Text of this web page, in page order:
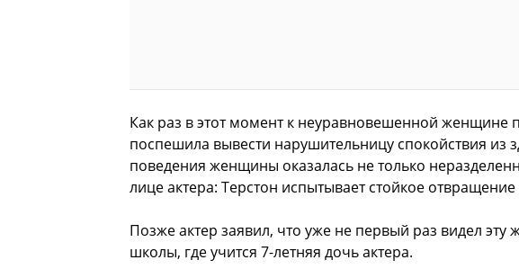
Как раз в этот момент к неуравновешенной женщине
поспешила вывести нарушительницу спокойствия из
поведения женщины оказалась не только
лице актера: Терстон испытывает стойкое
Позже актер заявил, что уже не первый раз видел
школы, где учится 7-летняя дочь актера.